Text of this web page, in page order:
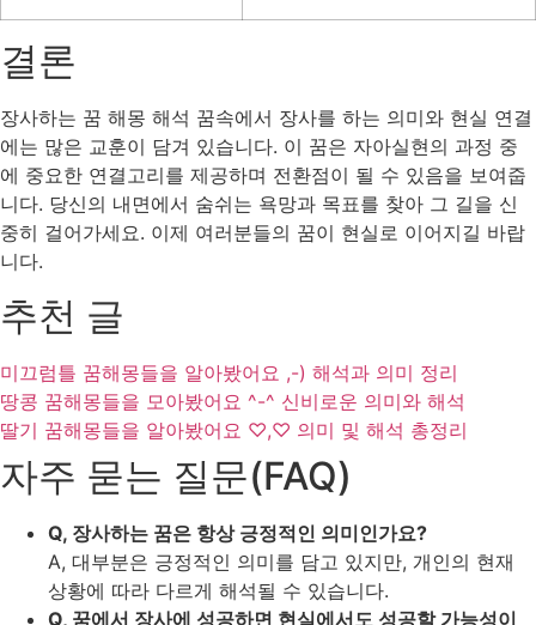
결론
장사하는 꿈 해몽 해석 꿈속에서 장사를 하는 의미와 현실 연결
에는 많은 교훈이 담겨 있습니다. 이 꿈은 자아실현의 과정 중
에 중요한 연결고리를 제공하며 전환점이 될 수 있음을 보여줍
니다. 당신의 내면에서 숨쉬는 욕망과 목표를 찾아 그 길을 신
중히 걸어가세요. 이제 여러분들의 꿈이 현실로 이어지길 바랍
니다.
추천 글
미끄럼틀 꿈해몽들을 알아봤어요 ,-) 해석과 의미 정리
땅콩 꿈해몽들을 모아봤어요 ^-^ 신비로운 의미와 해석
딸기 꿈해몽들을 알아봤어요 ♡,♡ 의미 및 해석 총정리
자주 묻는 질문(FAQ)
Q, 장사하는 꿈은 항상 긍정적인 의미인가요?
A, 대부분은 긍정적인 의미를 담고 있지만, 개인의 현재
상황에 따라 다르게 해석될 수 있습니다.
Q, 꿈에서 장사에 성공하면 현실에서도 성공할 가능성이